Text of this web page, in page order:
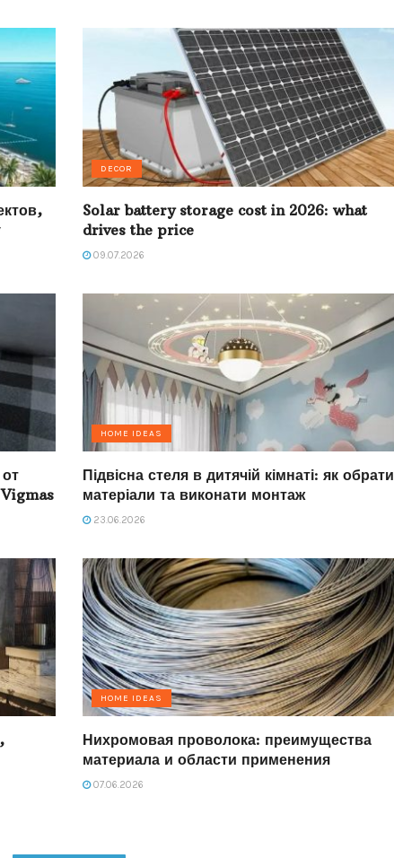
DECOR
Solar battery storage cost in 2026: what
drives the price
09.07.2026
HOME IDEAS
Підвісна стеля в дитячій кімнаті: як обрати
матеріали та виконати монтаж
23.06.2026
HOME IDEAS
Нихромовая проволока: преимущества
материала и области применения
07.06.2026